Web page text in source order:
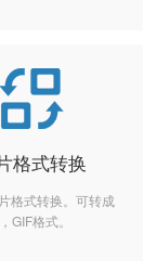
格式转换
格式转换。可转成
GIF格式。